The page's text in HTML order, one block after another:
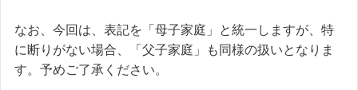
なお、今回は、表記を「母子家庭」と統一しますが、特
に断りがない場合、「父子家庭」も同様の扱いとなりま
す。予めご了承ください。